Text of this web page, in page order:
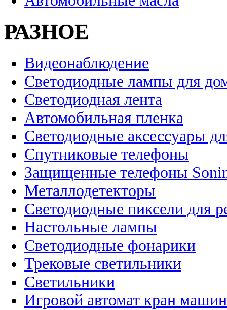
РАЗНОЕ
Видеонаблюдение
Светодиодные лампы для
Светодиодная лента
Автомобильная пленка
Светодиодные аксессуары
Спутниковые телефоны
Защищенные телефоны
Металлодетекторы
Светодиодные пиксели для
Настольные лампы
Светодиодные фонарики
Трековые светильники
Светильники
Игровой автомат кран